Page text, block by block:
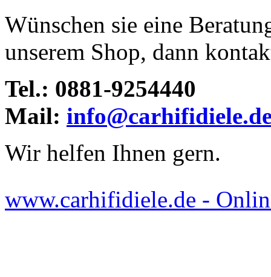
Wünschen sie eine
unserem Shop, dann
Tel.: 0881-9254440
Mail:
Wir helfen Ihnen gern.
www.carhifidiele.de -